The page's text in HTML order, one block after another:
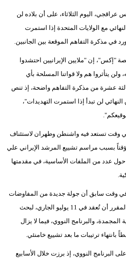
عراقجي، اليوم الثلاثاء، على أن بلاده لن
مع الولايات المتحدة إذا استمرت
ورد في مذكرة التفاهم الموقعة بين الجانبين.
"إكس"، إن "ملايين الإيرانيين احتشدوا
يتأثروا هم ولا قواتنا المسلحة بأي
عشرة من مذكرة التفاهم واضحة، إذ تنص
لن تبدأ إذا استمرت التهديدات"،
في وقت تستعد فيه واشنطن وطهران لاستئناف
مؤقتاً بسبب مراسم تشييع المرشد الإيراني علي
عدد من الملفات الأساسية، في مقدمتها
في وقت سابق أن جولة جديدة من المفاوضات
بين الولايات المتحدة وإيران من المقرر أن تُعقد في 11 يوليو الجاري، لبحث
المجمدة، والبرنامج النووي، فيما لا يزال
بانتهاء ترتيبات ما بعد تشييع خامنئي.
البرنامج النووي، إذ برزت خلال الأسابيع